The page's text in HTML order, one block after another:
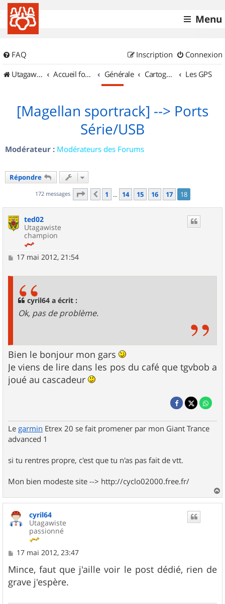
Menu
FAQ Connexion
Inscription
UtagawaVTT (Randos VTT et VTTAE avec traces GPS)
Accueil forum Générale Cartographie et GPS Les GPS
[Magellan sportrack] --> Ports
Série/USB
Modérateur : Modérateurs des Forums
Répondre
172 messages Page 18 sur18
Précédent
1 … 14 15 16 17 18
ted02
Utagawiste
champion
M17 mai 2012, 21:54
cyril64 a écrit :
Ok, pas de problème.
Bien le bonjour mon gars
Je viens de lire dans les pos du café que tgvbob a
joué au cascadeur
Le garmin Etrex 20 se fait promener par mon Giant Trance
advanced 1
si tu rentres propre, c'est que tu n'as pas fait de vtt.
Mon bien modeste site --> http://cyclo02000.free.fr/
a
u
cyril64
Utagawiste
passionné
M
s
s
a
17 mai 2012, 23:47
Mince, faut que j'aille voir le post dédié, rien de
grave j'espère.